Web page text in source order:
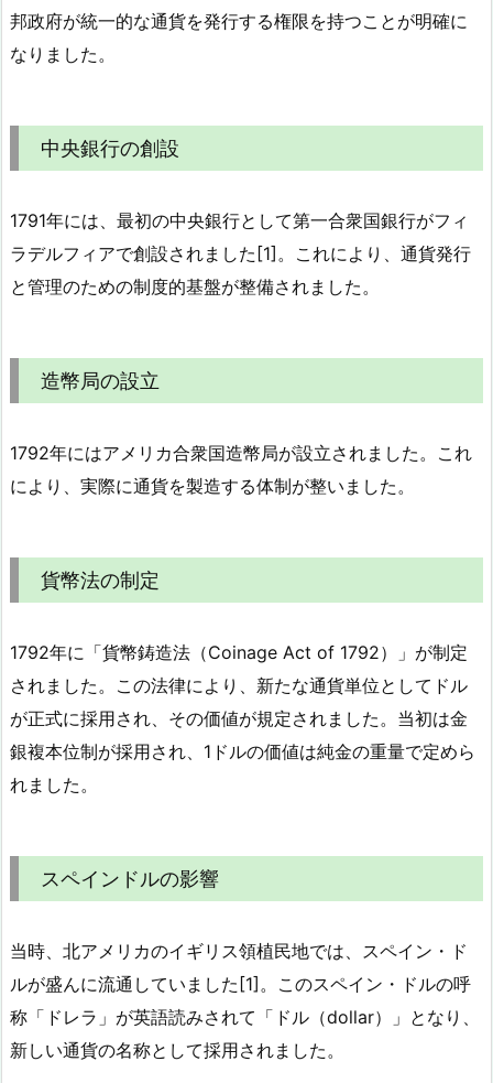
邦政府が統一的な通貨を発行する権限を持つことが明確に
なりました。
中央銀行の創設
1791年には、最初の中央銀行として第一合衆国銀行がフィ
ラデルフィアで創設されました[1]。これにより、通貨発行
と管理のための制度的基盤が整備されました。
造幣局の設立
1792年にはアメリカ合衆国造幣局が設立されました。これ
により、実際に通貨を製造する体制が整いました。
貨幣法の制定
1792年に「貨幣鋳造法（Coinage Act of 1792）」が制定
されました。この法律により、新たな通貨単位としてドル
が正式に採用され、その価値が規定されました。当初は金
銀複本位制が採用され、1ドルの価値は純金の重量で定めら
れました。
スペインドルの影響
当時、北アメリカのイギリス領植民地では、スペイン・ド
ルが盛んに流通していました[1]。このスペイン・ドルの呼
称「ドレラ」が英語読みされて「ドル（dollar）」となり、
新しい通貨の名称として採用されました。